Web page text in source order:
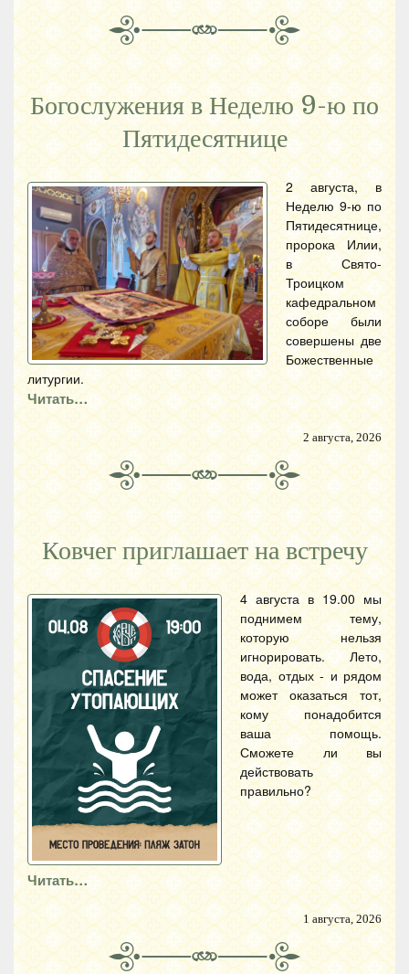
Богослужения в Неделю 9-ю по
Пятидесятнице
2 августа, в
Неделю 9-ю по
Пятидесятнице,
пророка Илии,
в Свято-
Троицком
кафедральном
соборе были
совершены две
Божественные
литургии.
Читать…
2 августа, 2026
Ковчег приглашает на встречу
4 августа в 19.00 мы
поднимем тему,
которую нельзя
игнорировать. Лето,
вода, отдых - и рядом
может оказаться тот,
кому понадобится
ваша помощь.
Сможете ли вы
действовать
правильно?
Читать…
1 августа, 2026